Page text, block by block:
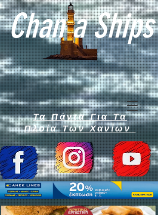
Chan a Ships
Τα Πάντα Για Τα
Πλοία Των Χανίων